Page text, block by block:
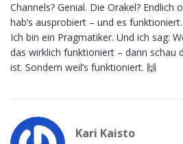
Channels? Genial. Die Orakel? Endlich
hab’s ausprobiert – und es
Ich bin ein Pragmatiker. Und ich sag:
das wirklich funktioniert – dann schau
ist. Sondern weil’s funktioniert. 🙌
Kari Kaisto